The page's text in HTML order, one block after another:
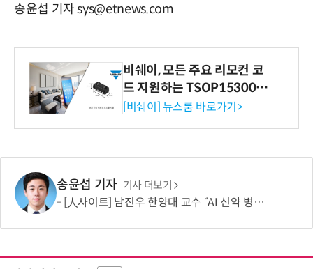
송윤섭 기자 sys@etnews.com
비쉐이, 모든 주요 리모컨 코
드 지원하는 TSOP15300 시
리즈 IR 수신기 출시
[비쉐이] 뉴스룸 바로가기>
송윤섭 기자 기사 더보기
[人사이트] 남진우 한양대 교수 “AI 신약 병목, K-문샷으로 극복해 개발 속도 10배 향상”